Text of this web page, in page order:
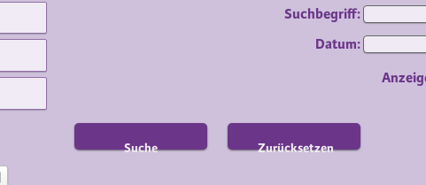
Suchbegriff:
Datum:
Suche Zurücksetzen